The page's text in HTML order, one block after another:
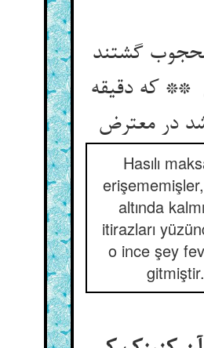
گشتند
** که دقیقه
Hasılı
altında
itirazları
o ince şey
gitmiştir.